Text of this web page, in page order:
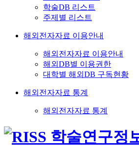
학술DB 리스트
주제별 리스트
해외전자자료 이용안내
해외전자자료 이용안내
해외DB별 이용권한
대학별 해외DB 구독현황
해외전자자료 통계
해외전자자료 통계